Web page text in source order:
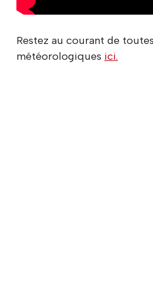
Restez au courant de
météorologiques ici.